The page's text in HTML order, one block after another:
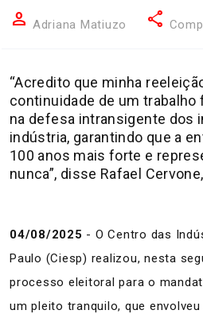
person Adriana Matiuzo share
“Acredito que minha
continuidade de um trabalho
na defesa intransigente dos
indústria, garantindo que a
100 anos mais forte e
nunca”, disse Rafael
04/08/2025 - O Centro das
Paulo (Ciesp) realizou, nesta
processo eleitoral para o
um pleito tranquilo, que